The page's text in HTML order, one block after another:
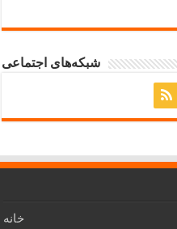
شبکه‌های اجتماعی
خانه